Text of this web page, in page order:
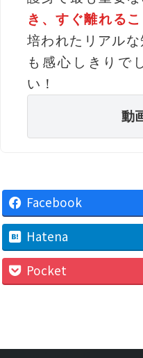
き、すぐ離れるこ
培われたリアル
も感心しきりで
い！
動
Facebook
Hatena
Pocket